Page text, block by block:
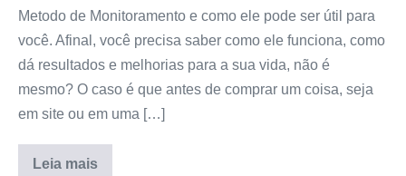
Metodo de Monitoramento e como ele pode ser útil para
você. Afinal, você precisa saber como ele funciona, como
dá resultados e melhorias para a sua vida, não é
mesmo? O caso é que antes de comprar um coisa, seja
em site ou em uma […]
Leia mais